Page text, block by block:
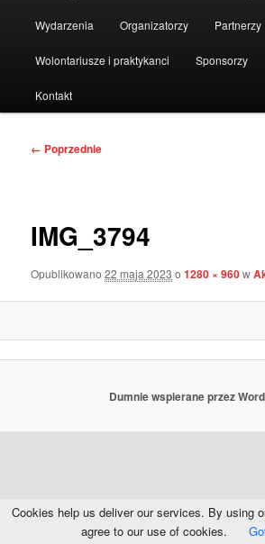
Wydarzenia Organizatorzy Partnerzy
Wolontariusze i praktykanci Sponsorzy
Kontakt
Nawigacja
← Poprzednie
IMG_3794
Opublikowano22 maja 2023 o1280 × 960w
Dumnie wspierane przez
Cookies help us deliver our services. By using
agree to our use of cookies.